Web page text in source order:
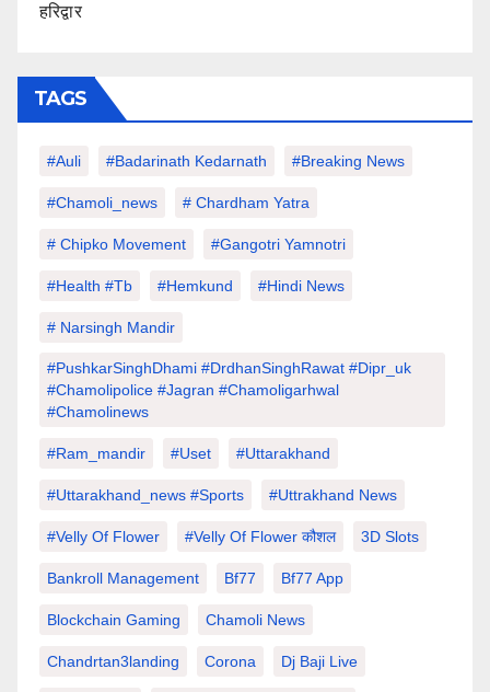
हरिद्वार
TAGS
#auli #Badarinath Kedarnath #Breaking News
#chamoli_news # Chardham Yatra
# Chipko Movement #Gangotri Yamnotri
#Health #tb #hemkund #hindi News
# Narsingh Mandir
#PushkarSinghDhami #drdhanSinghRawat #dipr_uk
#chamolipolice #Jagran #chamoligarhwal
#chamolinews
#Ram_mandir #uset #uttarakhand
#Uttarakhand_news #sports #Uttrakhand News
#velly Of Flower #velly Of Flower कौशल 3D Slots
Bankroll Management Bf77 Bf77 App
Blockchain Gaming Chamoli News
Chandrtan3landing Corona Dj Baji Live